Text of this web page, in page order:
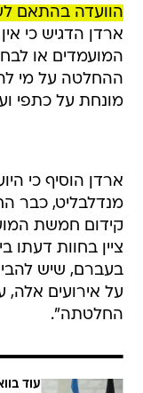
הוועדה בהתאם
ארדן הדגיש כי
המועמדים או
ההחלטה על מי
מונחת על כתפי
ארדן הוסיף כי
מנדלבליט, כבר
קידום חמשת
ציין בחוות דעתו
בעברם, שיש
על אירועים
החלטתה".
עוד